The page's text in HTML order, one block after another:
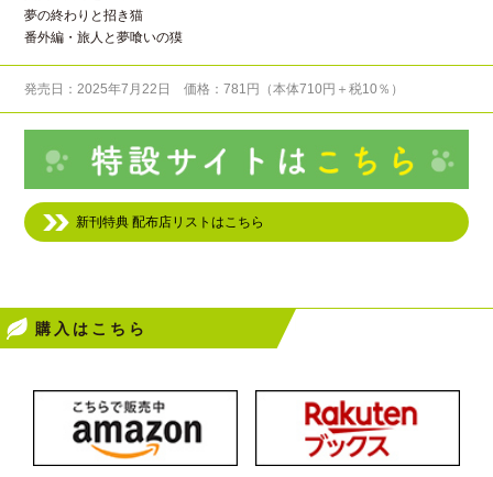
夢の終わりと招き猫
番外編・旅人と夢喰いの獏
発売日：2025年7月22日 価格：781円（本体710円＋税10％）
新刊特典 配布店リストはこちら
購入はこちら